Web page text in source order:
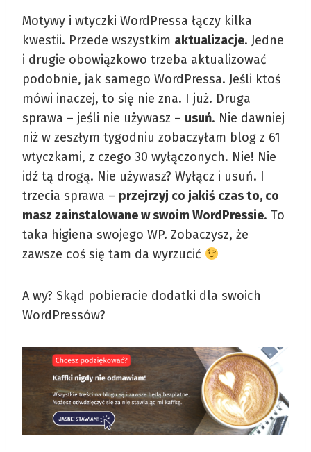
Motywy i wtyczki WordPressa łączy kilka
kwestii. Przede wszystkim aktualizacje. Jedne
i drugie obowiązkowo trzeba aktualizować
podobnie, jak samego WordPressa. Jeśli ktoś
mówi inaczej, to się nie zna. I już. Druga
sprawa – jeśli nie używasz – usuń. Nie dawniej
niż w zeszłym tygodniu zobaczyłam blog z 61
wtyczkami, z czego 30 wyłączonych. Nie! Nie
idź tą drogą. Nie używasz? Wyłącz i usuń. I
trzecia sprawa – przejrzyj co jakiś czas to, co
masz zainstalowane w swoim WordPressie. To
taka higiena swojego WP. Zobaczysz, że
zawsze coś się tam da wyrzucić
A wy? Skąd pobieracie dodatki dla swoich
WordPressów?